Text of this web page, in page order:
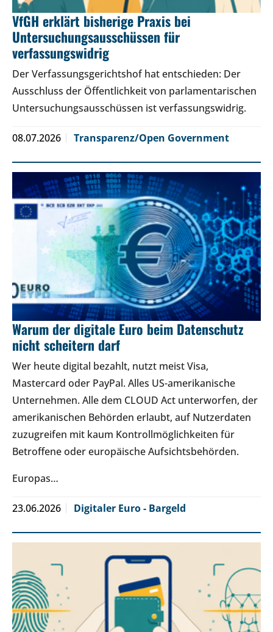
VfGH erklärt bisherige Praxis bei
Untersuchungsausschüssen für
verfassungswidrig
Der Verfassungsgerichtshof hat entschieden: Der
Ausschluss der Öffentlichkeit von parlamentarischen
Untersuchungsausschüssen ist verfassungswidrig.
08.07.2026 Transparenz/Open Government
Warum der digitale Euro beim Datenschutz
nicht scheitern darf
Wer heute digital bezahlt, nutzt meist Visa,
Mastercard oder PayPal. Alles US-amerikanische
Unternehmen. Alle dem CLOUD Act unterworfen, der
amerikanischen Behörden erlaubt, auf Nutzerdaten
zuzugreifen mit kaum Kontrollmöglichkeiten für
Betroffene oder europäische Aufsichtsbehörden.
Europas…
23.06.2026 Digitaler Euro - Bargeld